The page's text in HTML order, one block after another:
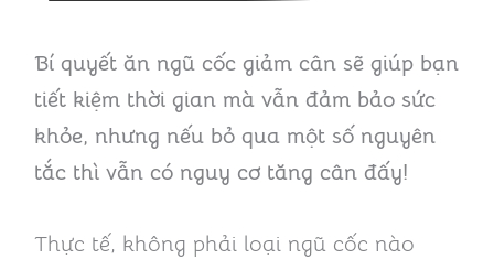
Bí quyết ăn ngũ cốc giảm cân sẽ giúp bạn
tiết kiệm thời gian mà vẫn đảm bảo sức
khỏe, nhưng nếu bỏ qua một số nguyên
tắc thì vẫn có nguy cơ tăng cân đấy!
Thực tế, không phải loại ngũ cốc nào